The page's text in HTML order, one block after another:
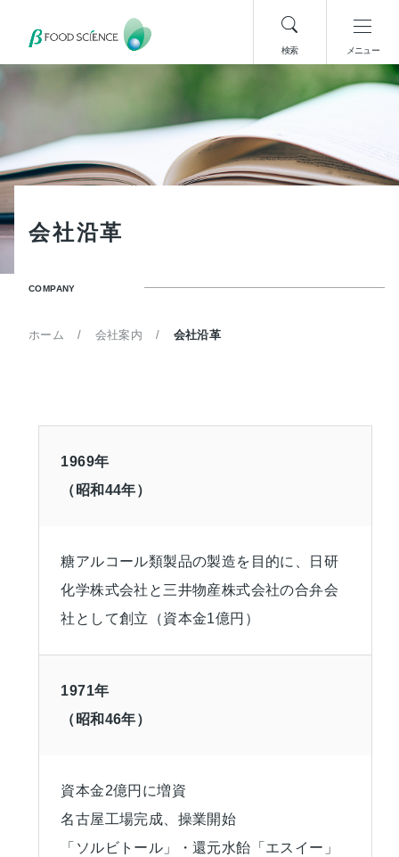
検索 メニュー
会社沿革
COMPANY
ホーム 会社案内 会社沿革
1969年
（昭和44年）
糖アルコール類製品の製造を目的に、日研
化学株式会社と三井物産株式会社の合弁会
社として創立（資本金1億円）
1971年
（昭和46年）
資本金2億円に増資
名古屋工場完成、操業開始
「ソルビトール」・還元水飴「エスイー」